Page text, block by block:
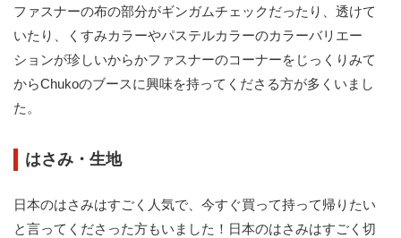
ファスナーの布の部分がギンガムチェックだったり、透けて
いたり、くすみカラーやパステルカラーのカラーバリエー
ションが珍しいからかファスナーのコーナーをじっくりみて
からChukoのブースに興味を持ってくださる方が多くいまし
た。
はさみ・生地
日本のはさみはすごく人気で、今すぐ買って持って帰りたい
と言ってくださった方もいました！日本のはさみはすごく切